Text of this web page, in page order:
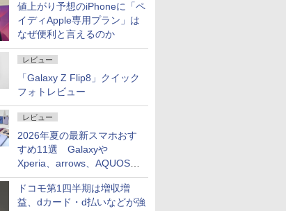
値上がり予想のiPhoneに「ペ
イディApple専用プラン」は
なぜ便利と言えるのか
レビュー
「Galaxy Z Flip8」クイック
フォトレビュー
レビュー
2026年夏の最新スマホおす
すめ11選 Galaxyや
Xperia、arrows、AQUOSな
ど注目機種の特徴は
ドコモ第1四半期は増収増
益、dカード・d払いなどが強